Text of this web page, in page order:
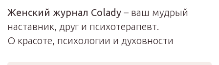
Женский журнал Colady – ваш мудрый
наставник, друг и психотерапевт.
О красоте, психологии и духовности